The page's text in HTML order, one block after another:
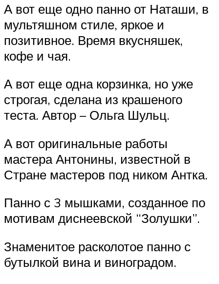
А вот еще одно панно от Наташи, в
мультяшном стиле, яркое и
позитивное. Время вкусняшек,
кофе и чая.
А вот еще одна корзинка, но уже
строгая, сделана из крашеного
теста. Автор – Ольга Шульц.
А вот оригинальные работы
мастера Антонины, известной в
Стране мастеров под ником Антка.
Панно с 3 мышками, созданное по
мотивам диснеевской “Золушки”.
Знаменитое расколотое панно с
бутылкой вина и виноградом.